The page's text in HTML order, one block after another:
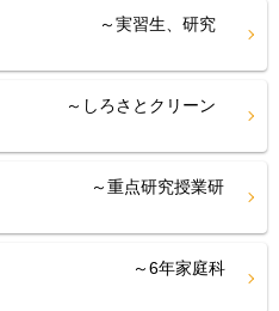
～実習生、研究
～しろさとクリーン
～♪ ～重点研究授業研
！ ～6年家庭科